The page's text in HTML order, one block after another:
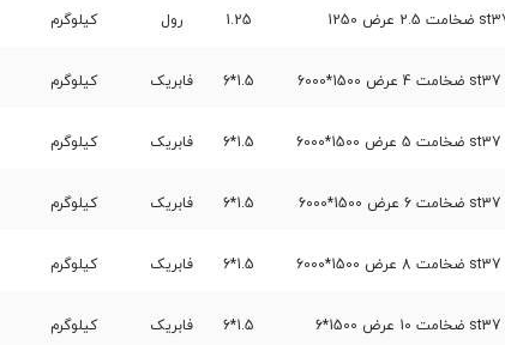
1.25 رول کیلوگرم
1.5*6 فابریک کیلوگرم
1.5*6 فابریک کیلوگرم
1.5*6 فابریک کیلوگرم
1.5*6 فابریک کیلوگرم
1.5*6 فابریک کیلوگرم